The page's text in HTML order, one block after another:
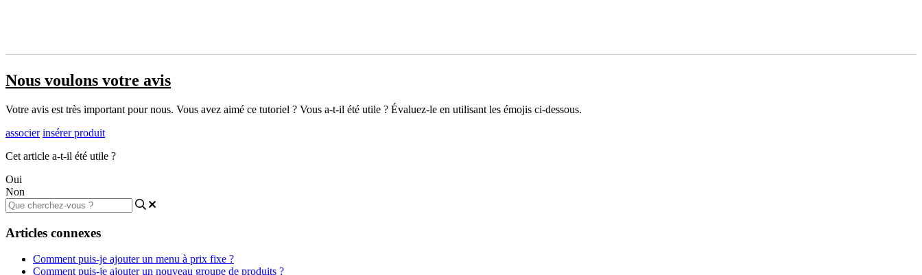
Nous voulons votre avis
Votre avis est très important pour nous. Vous avez aimé ce tutoriel ? Vous a-t-il été utile ? Évaluez-le en utilisant les émojis ci-dessous.
associer insérer produit
Cet article a-t-il été utile ?
Oui
Non
Articles connexes
Comment puis-je ajouter un menu à prix fixe ?
Comment puis-je ajouter un nouveau groupe de produits ?